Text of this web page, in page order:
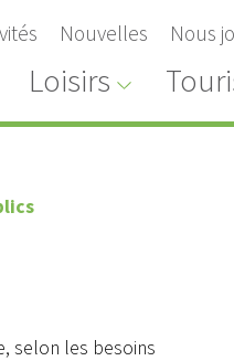
Nouvelles Nous
Loisirs
selon les besoins